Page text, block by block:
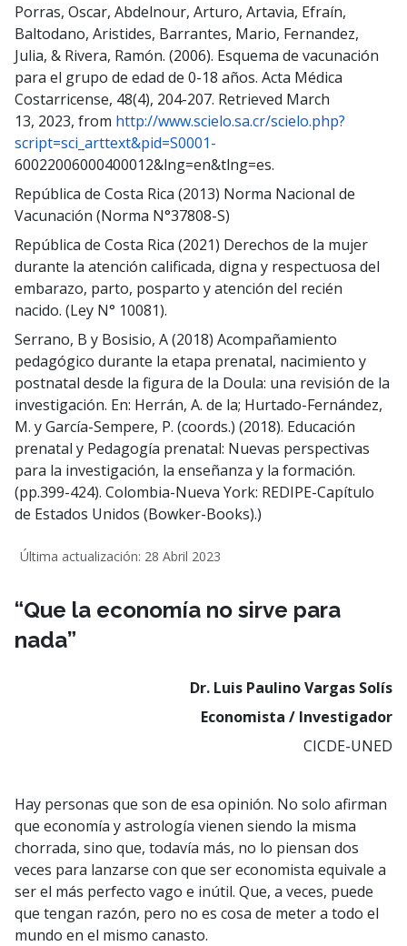
Porras, Oscar, Abdelnour, Arturo, Artavia, Efraín,
Baltodano, Aristides, Barrantes, Mario, Fernandez,
Julia, & Rivera, Ramón. (2006). Esquema de vacunación
para el grupo de edad de 0-18 años. Acta Médica
Costarricense, 48(4), 204-207. Retrieved March
13, 2023, from http://www.scielo.sa.cr/scielo.php?
script=sci_arttext&pid=S0001-
60022006000400012&lng=en&tlng=es.
República de Costa Rica (2013) Norma Nacional de
Vacunación (Norma N°37808-S)
República de Costa Rica (2021) Derechos de la mujer
durante la atención calificada, digna y respectuosa del
embarazo, parto, posparto y atención del recién
nacido. (Ley N° 10081).
Serrano, B y Bosisio, A (2018) Acompañamiento
pedagógico durante la etapa prenatal, nacimiento y
postnatal desde la figura de la Doula: una revisión de la
investigación. En: Herrán, A. de la; Hurtado-Fernández,
M. y García-Sempere, P. (coords.) (2018). Educación
prenatal y Pedagogía prenatal: Nuevas perspectivas
para la investigación, la enseñanza y la formación.
(pp.399-424). Colombia-Nueva York: REDIPE-Capítulo
de Estados Unidos (Bowker-Books).)
Última actualización: 28 Abril 2023
“Que la economía no sirve para
nada”
Dr. Luis Paulino Vargas Solís
Economista / Investigador
CICDE-UNED
Hay personas que son de esa opinión. No solo afirman
que economía y astrología vienen siendo la misma
chorrada, sino que, todavía más, no lo piensan dos
veces para lanzarse con que ser economista equivale a
ser el más perfecto vago e inútil. Que, a veces, puede
que tengan razón, pero no es cosa de meter a todo el
mundo en el mismo canasto.